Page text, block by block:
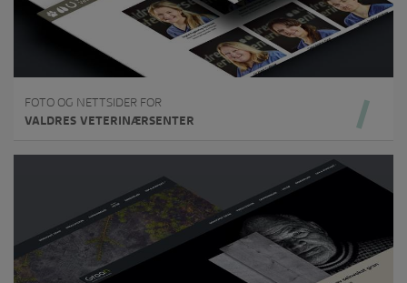
FOTO OG NETTSIDER FOR
VALDRES VETERINÆRSENTER